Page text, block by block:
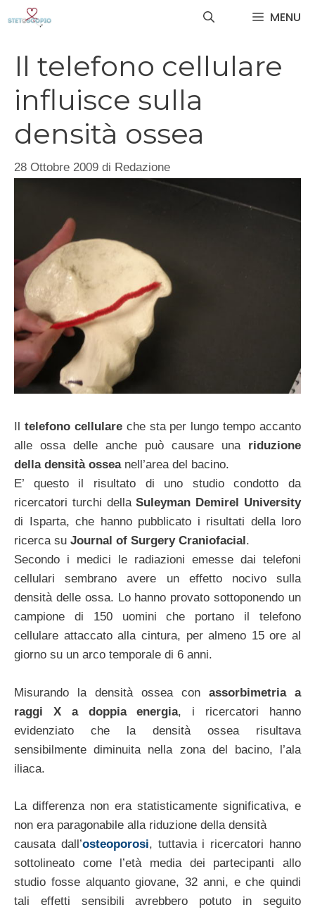
MENU
Il telefono cellulare
influisce sulla
densità ossea
28 Ottobre 2009 di Redazione
Il telefono cellulare che sta per lungo tempo accanto
alle ossa delle anche può causare una riduzione
della densità osseanell’area del bacino.
E’ questo il risultato di uno studio condotto da
ricercatori turchi dellaSuleyman Demirel University
di Isparta, che hanno pubblicato i risultati della loro
ricerca su Journal of Surgery Craniofacial.
Secondo i medici le radiazioni emesse dai telefoni
cellulari sembrano avere un effetto nocivo sulla
densità delle ossa. Lo hanno provato sottoponendo un
campione di 150 uomini che portano il telefono
cellulare attaccato alla cintura, per almeno 15 ore al
giorno su un arco temporale di 6 anni.
Misurando la densità ossea con assorbimetria a
raggi X a doppia energia, i ricercatori hanno
evidenziato che la densità ossea risultava
sensibilmente diminuita nella zona del bacino, l’ala
iliaca.
La differenza non era statisticamente significativa, e
non era paragonabile alla riduzione della densità
causata dall’osteoporosi, tuttavia i ricercatori hanno
sottolineato come l’età media dei partecipanti allo
studio fosse alquanto giovane, 32 anni, e che quindi
tali effetti sensibili avrebbero potuto in seguito